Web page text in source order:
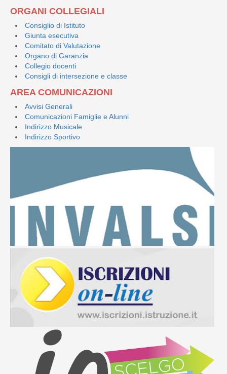
ORGANI COLLEGIALI
Consiglio di Istituto
Giunta esecutiva
Comitato di Valutazione
Organo di Garanzia
Collegio docenti
Consigli di intersezione e classe
AREA COMUNICAZIONI
Avvisi Generali
Comunicazioni Famiglie e Alunni
Indirizzo Musicale
Indirizzo Sportivo